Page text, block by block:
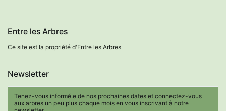
Entre les Arbres
Ce site est la propriété d'Entre les Arbres
Newsletter
Tenez-vous informé.e de nos prochaines dates et connectez-vous
aux arbres un peu plus chaque mois en vous inscrivant à notre